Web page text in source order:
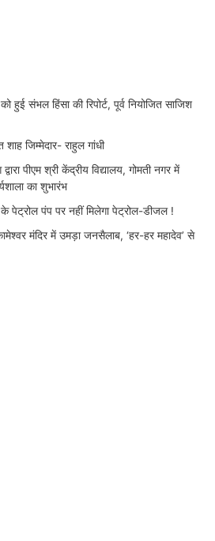
हुई संभल हिंसा की रिपोर्ट, पूर्व नियोजित साजिश
शाह जिम्मेदार- राहुल गांधी
पीएम श्री केंद्रीय विद्यालय, गोमती नगर में
का शुभारंभ
के पेट्रोल पंप पर नहीं मिलेगा पेट्रोल-डीजल !
मंदिर में उमड़ा जनसैलाब, ‘हर-हर महादेव’ से